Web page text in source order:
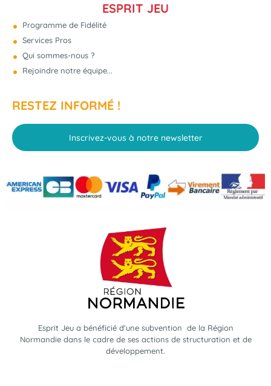
ESPRIT JEU
Programme de Fidélité
Services Pros
Qui sommes-nous ?
Rejoindre notre équipe...
RESTEZ INFORMÉ !
Inscrivez-vous à notre newsletter
Esprit Jeu a bénéficié d'une subvention de la Région
Normandie dans le cadre de ses actions de structuration et de
développement.